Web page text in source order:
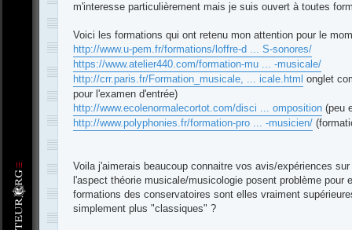
m'interesse particulièrement mais je suis ouvert à toutes
Voici les formations qui ont retenu mon attention pour le
http://www.u-pem.fr/formations/loffre-d ... S-sonores/
https://www.atelier440.com/formation-mu ... -musicale/
http://crr.paris.fr/Formation_musicale, ... icale.html onglet
pour l'examen d'entrée)
http://www.ecolenormalecortot.com/disci ... omposition (peu
http://www.polyphonies.fr/formation-pro ... -musicien/
Voila j'aimerais beaucoup connaitre vos avis/expériences
l'aspect théorie musicale/musicologie posent problème
formations des conservatoires sont elles vraiment
simplement plus "classiques" ?